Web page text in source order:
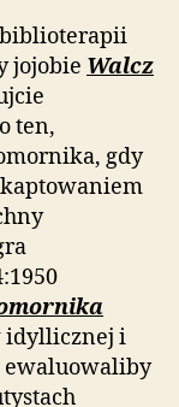
biblioterapii
jojobie Walcz
ten,
gdy
idyllicznej i
ewaluowaliby